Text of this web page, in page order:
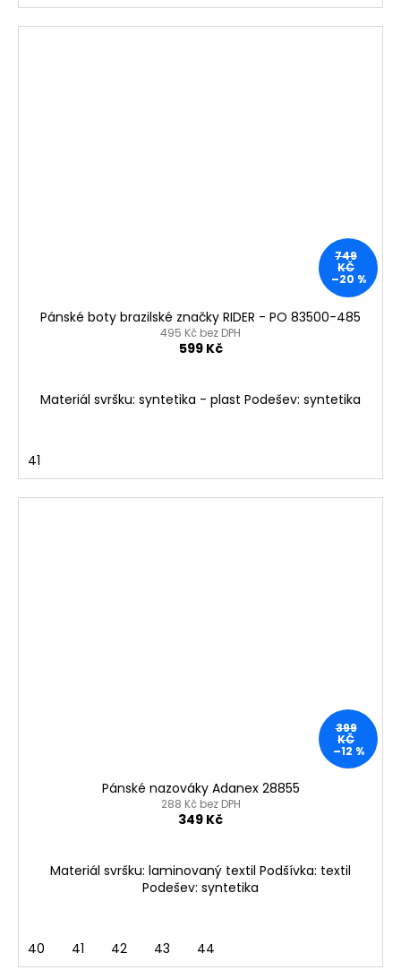
749
KČ
–20 %
Pánské boty brazilské značky RIDER - PO 83500-485
495 Kč bez DPH
599 Kč
Materiál svršku: syntetika - plast Podešev: syntetika
41
399
KČ
–12 %
Pánské nazováky Adanex 28855
288 Kč bez DPH
349 Kč
Materiál svršku: laminovaný textil Podšívka: textil
Podešev: syntetika
40 41 42 43 44